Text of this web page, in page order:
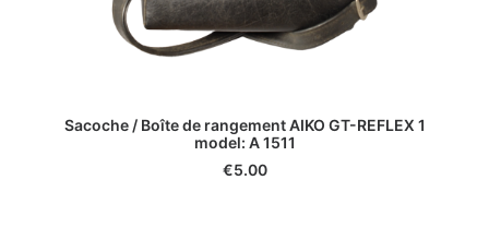
Sacoche / Boîte de rangement AIKO GT-REFLEX 1
model: A 1511
€5.00